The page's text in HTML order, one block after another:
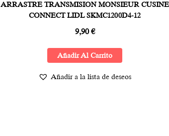
ARRASTRE TRANSMISION MONSIEUR CUSINE
CONNECT LIDL SKMC1200D4-12
9,90€
Añadir Al Carrito
Añadir a la lista de deseos